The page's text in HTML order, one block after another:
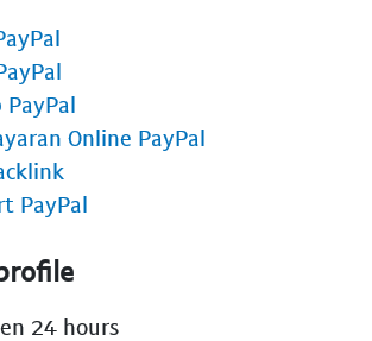
PayPal
Online PayPal
PayPal
24 hours